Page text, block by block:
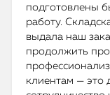
подготовлены
работу.
выдала наш
продолжить
клиентам — это